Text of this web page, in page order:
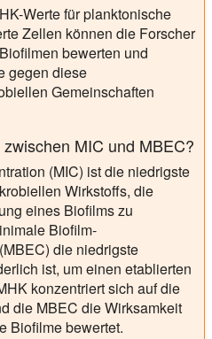
Werte für planktonische
Zellen können die Forscher
bewerten und
gegen diese
Gemeinschaften
MIC und MBEC?
(MIC) ist die niedrigste
Wirkstoffs, die
eines Biofilms zu
Biofilm-
die niedrigste
ist, um einen etablierten
konzentriert sich auf die
die MBEC die Wirksamkeit
Biofilme bewertet.